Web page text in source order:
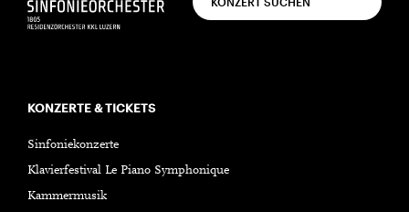
KONZERTE & TICKETS
Sinfoniekonzerte
Klavierfestival Le Piano Symphonique
Kammermusik